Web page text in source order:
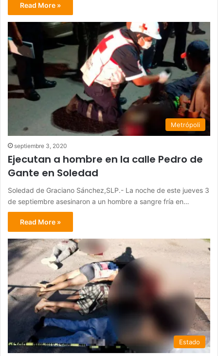
Read More »
Metrópoli
septiembre 3, 2020
Ejecutan a hombre en la calle Pedro de
Gante en Soledad
Soledad de Graciano Sánchez,SLP.- La noche de este jueves 3
de septiembre asesinaron a un hombre a sangre fría en…
Read More »
Estado